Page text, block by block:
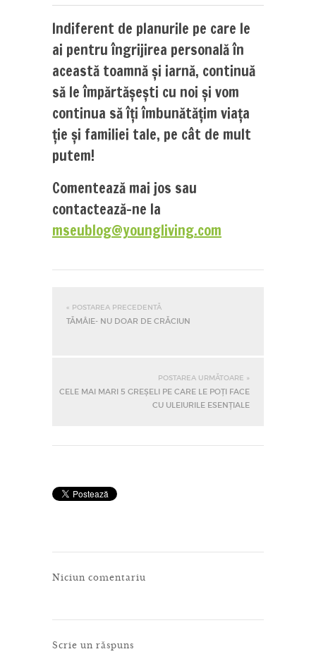
Indiferent de planurile pe care le
ai pentru îngrijirea personală în
această toamnă și iarnă, continuă
să le împărtășești cu noi și vom
continua să îți îmbunătățim viața
ție și familiei tale, pe cât de mult
putem!
Comentează mai jos sau
contactează-ne la
mseublog@youngliving.com
« POSTAREA PRECEDENTĂ
TĂMÂIE- NU DOAR DE CRĂCIUN
POSTAREA URMĂTOARE »
CELE MAI MARI 5 GREȘELI PE CARE LE POȚI FACE
CU ULEIURILE ESENȚIALE
Niciun comentariu
Scrie un răspuns